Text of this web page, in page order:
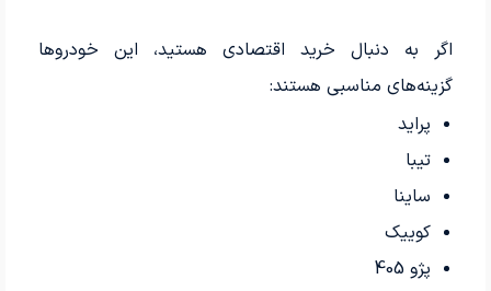
اگر به دنبال خرید اقتصادی هستید، این خودروها
گزینه‌های مناسبی هستند:
پراید
تیبا
ساینا
کوییک
پژو 405